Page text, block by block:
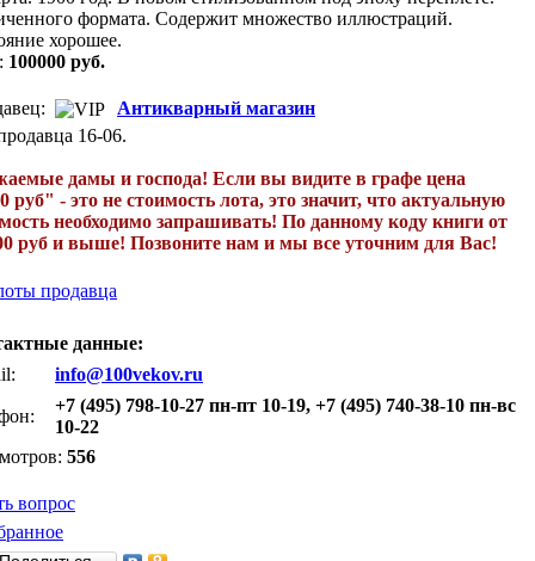
формата. Содержит множество иллюстраций.
хорошее.
100000 руб.
Антикварный магазин
16-06.
дамы и господа! Если вы видите в графе цена
руб" - это не стоимость лота, это значит, что актуальную
необходимо запрашивать! По данному коду книги от
руб и выше! Позвоните нам и мы все уточним для Вас!
продавца
данные:
info@100vekov.ru
+7 (495) 798-10-27 пн-пт 10-19, +7 (495) 740-38-10 пн-вс
10-22
556
вопрос